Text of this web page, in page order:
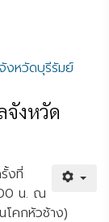
งหวัดบุรีรัมย์
งหวัด
งที่
น. ณ
คกหัวช้าง)